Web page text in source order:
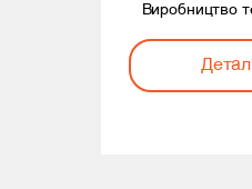
Виробництво